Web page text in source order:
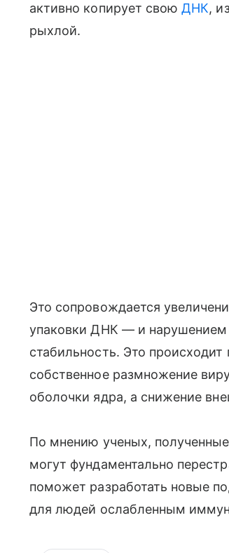
активно копирует своюДНК,
рыхлой.
Это сопровождается
упаковки ДНК — и нарушением
стабильность. Это
собственное размножение
оболочки ядра, а снижение
По мнению ученых,
могут фундаментально
поможет разработать новые
для людей ослабленным